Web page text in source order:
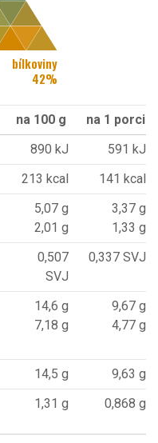
bílkoviny
42%
na 100 g
na 1 porci
890 kJ
591 kJ
213 kcal
141 kcal
5,07 g
2,01 g
3,37 g
1,33 g
0,507
SVJ
0,337 SVJ
14,6 g
7,18 g
9,67 g
4,77 g
14,5 g
9,63 g
1,31 g 0,868 g